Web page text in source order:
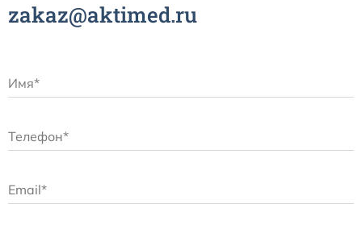
zakaz@aktimed.ru